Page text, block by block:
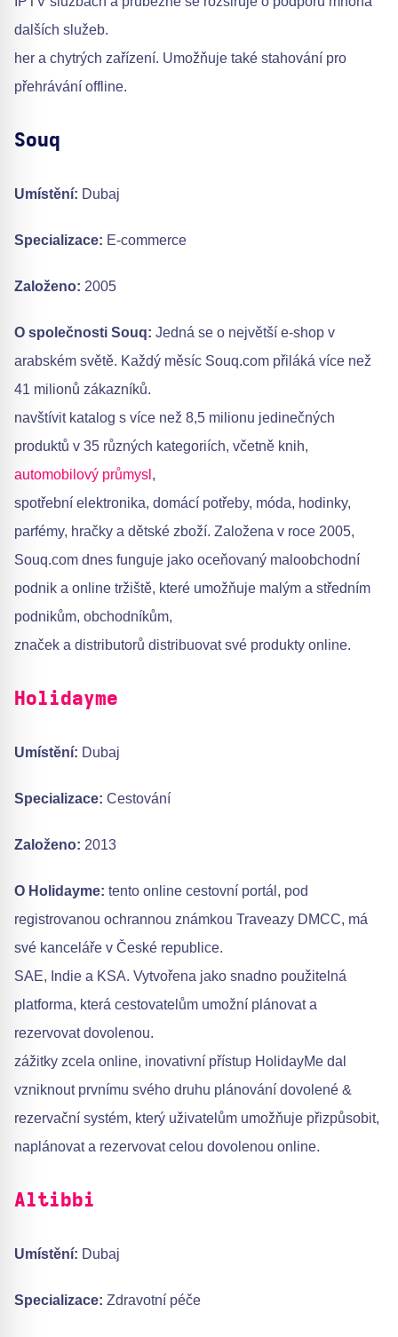
dalších služeb.
her a chytrých zařízení. Umožňuje také stahování pro
přehrávání offline.
Souq
Umístění: Dubaj
Specializace: E-commerce
Založeno: 2005
O společnosti Souq: Jedná se o největší e-shop v
arabském světě. Každý měsíc Souq.com přiláká více než
41 milionů zákazníků.
navštívit katalog s více než 8,5 milionu jedinečných
produktů v 35 různých kategoriích, včetně knih,
automobilový průmysl ,
spotřební elektronika, domácí potřeby, móda, hodinky,
parfémy, hračky a dětské zboží. Založena v roce 2005,
Souq.com dnes funguje jako oceňovaný maloobchodní
podnik a online tržiště, které umožňuje malým a středním
podnikům, obchodníkům,
značek a distributorů distribuovat své produkty online.
Holidayme
Umístění: Dubaj
Specializace: Cestování
Založeno: 2013
O Holidayme: tento online cestovní portál, pod
registrovanou ochrannou známkou Traveazy DMCC, má
své kanceláře v České republice.
SAE, Indie a KSA. Vytvořena jako snadno použitelná
platforma, která cestovatelům umožní plánovat a
rezervovat dovolenou.
zážitky zcela online, inovativní přístup HolidayMe dal
vzniknout prvnímu svého druhu plánování dovolené &
rezervační systém, který uživatelům umožňuje přizpůsobit,
naplánovat a rezervovat celou dovolenou online.
Altibbi
Umístění: Dubaj
Specializace: Zdravotní péče